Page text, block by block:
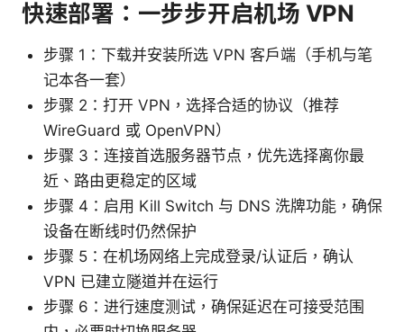
快速部署：一步步开启机场 VPN
步骤 1：下载并安装所选 VPN 客户端（手机与笔
记本各一套）
步骤 2：打开 VPN，选择合适的协议（推荐
WireGuard 或 OpenVPN）
步骤 3：连接首选服务器节点，优先选择离你最
近、路由更稳定的区域
步骤 4：启用 Kill Switch 与 DNS 洗牌功能，确保
设备在断线时仍然保护
步骤 5：在机场网络上完成登录/认证后，确认
VPN 已建立隧道并在运行
步骤 6：进行速度测试，确保延迟在可接受范围